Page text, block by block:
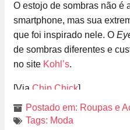
O estojo de sombras não é
smartphone, mas sua
que foi inspirado nele. O
de sombras diferentes e
no site Kohl’s.
[Via Chip Chick]
Postado em: Roupas e
Tags: Moda